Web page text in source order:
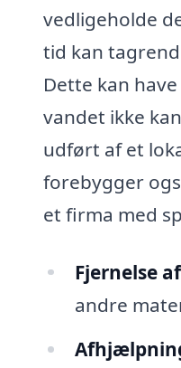
vedligeholde
tid kan
Dette kan
vandet ikke
udført af et
forebygger
et firma med
Fjernelse
andre